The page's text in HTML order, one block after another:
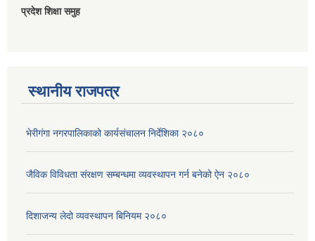
प्रदेश शिक्षा समुह
स्थानीय राजपत्र
भेरीगंगा नगरपालिकाको कार्यसंचालन निर्देशिका २०८०
जैविक विविधता संरक्षण सम्बन्धमा व्यवस्थापन गर्न बनेको ऐन २०८०
दिशाजन्य लेदो व्यवस्थापन बिनियम २०८०